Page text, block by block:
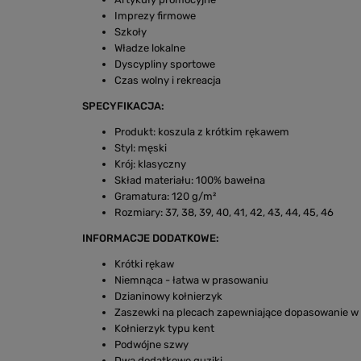
Imprezy firmowe
Szkoły
Władze lokalne
Dyscypliny sportowe
Czas wolny i rekreacja
SPECYFIKACJA:
Produkt: koszula z krótkim rękawem
Styl: męski
Krój: klasyczny
Skład materiału: 100% bawełna
Gramatura: 120 g/m²
Rozmiary: 37, 38, 39, 40, 41, 42, 43, 44, 45, 46
INFORMACJE DODATKOWE:
Krótki rękaw
Niemnąca - łatwa w prasowaniu
Dzianinowy kołnierzyk
Zaszewki na plecach zapewniające dopasowanie w
Kołnierzyk typu kent
Podwójne szwy